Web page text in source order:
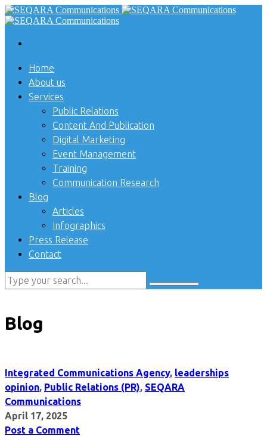
Home
About us
Services
Public Relations
Content And Publication
Digital Marketing
Event Management
Training
Communication Research
Blog
Articles
Infographics
Press Release
Contact
Blog
Integrated Communications Agency, leaderships
opinion, Public Relations (PR), SEQARA
Communications
April 17, 2025
Post a Comment